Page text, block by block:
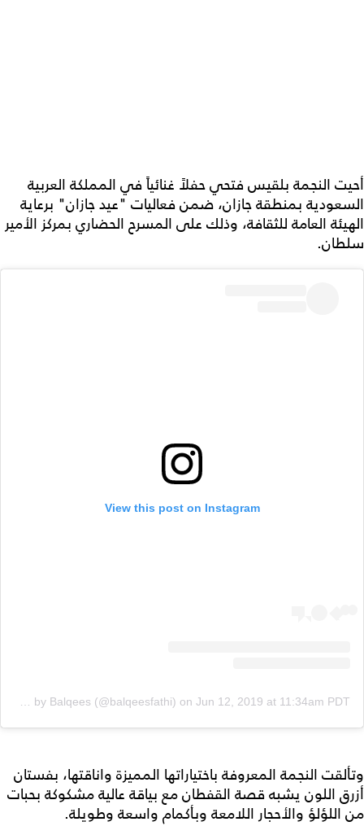
أحيت النجمة بلقيس فتحي حفلاً غنائياً في المملكة العربية
السعودية بمنطقة جازان، ضمن فعاليات "عيد جازان" برعاية
الهيئة العامة للثقافة، وذلك على المسرح الحضاري بمركز الأمير
سلطان.
View this post on Instagram
on Jun 12, 2019 at 11:34am PDT
وتألقت النجمة المعروفة باختياراتها المميزة واناقتها، بفستان
أزرق اللون يشبه قصة القفطان مع بياقة عالية مشكوكة بحبات
من اللؤلؤ والأحجار اللامعة وبأكمام واسعة وطويلة.